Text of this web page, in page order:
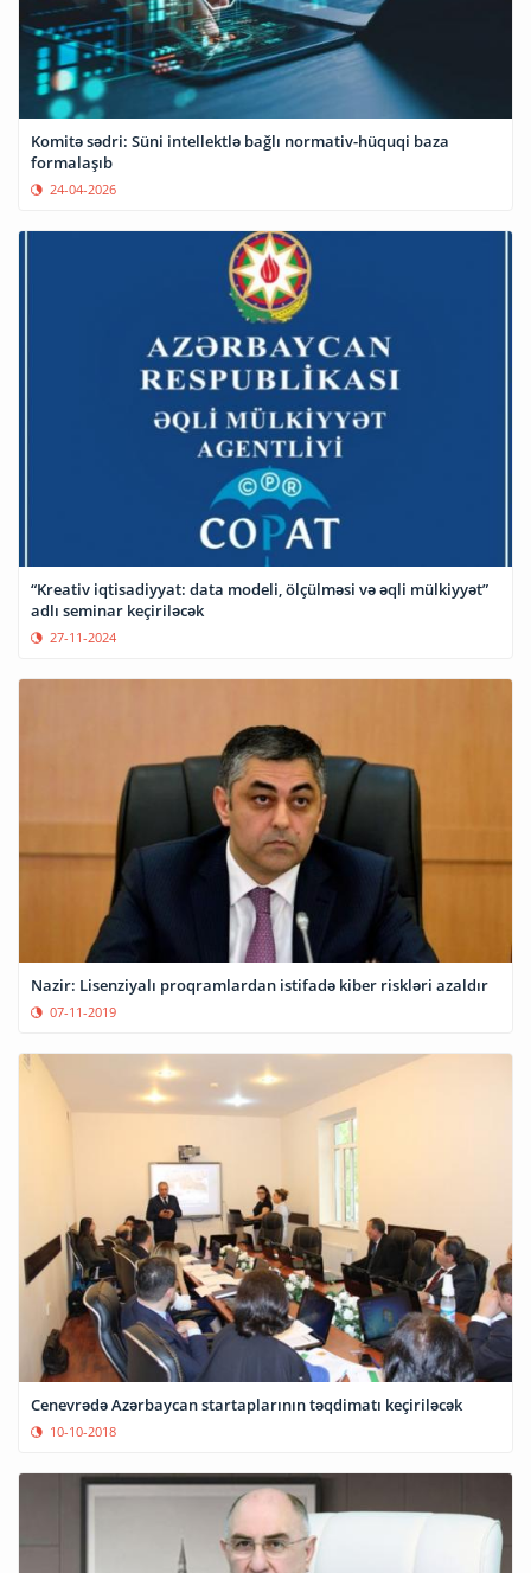
Komitə sədri: Süni intellektlə bağlı normativ-hüquqi baza
formalaşıb
24-04-2026
“Kreativ iqtisadiyyat: data modeli, ölçülməsi və əqli mülkiyyət”
adlı seminar keçiriləcək
27-11-2024
Nazir: Lisenziyalı proqramlardan istifadə kiber riskləri azaldır
07-11-2019
Cenevrədə Azərbaycan startaplarının təqdimatı keçiriləcək
10-10-2018